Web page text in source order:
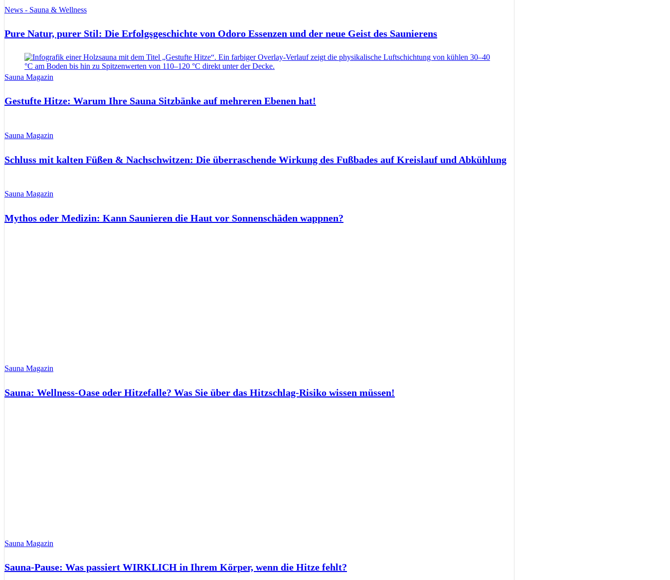
News - Sauna & Wellness
Pure Natur, purer Stil: Die Erfolgsgeschichte von Odoro Essenzen und der neue Geist des Saunierens
Sauna Magazin
Gestufte Hitze: Warum Ihre Sauna Sitzbänke auf mehreren Ebenen hat!
Sauna Magazin
Schluss mit kalten Füßen & Nachschwitzen: Die überraschende Wirkung des Fußbades auf Kreislauf und Abkühlung
Sauna Magazin
Mythos oder Medizin: Kann Saunieren die Haut vor Sonnenschäden wappnen?
Sauna Magazin
Sauna: Wellness-Oase oder Hitzefalle? Was Sie über das Hitzschlag-Risiko wissen müssen!
Sauna Magazin
Sauna-Pause: Was passiert WIRKLICH in Ihrem Körper, wenn die Hitze fehlt?